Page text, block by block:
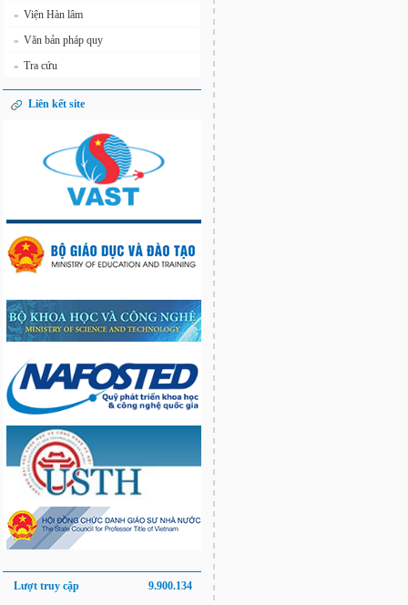
» Viện Hàn lâm
» Văn bản pháp quy
» Tra cứu
Liên kết site
Lượt truy cập 9.900.134